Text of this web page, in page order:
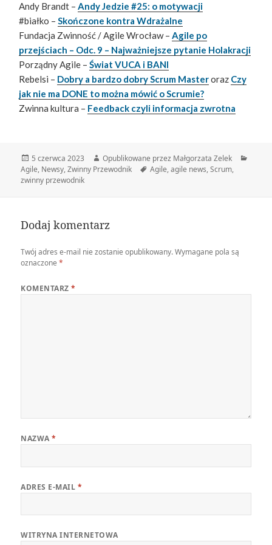
Andy Brandt –Andy Jedzie #25: o motywacji
#białko –Skończone kontra Wdrażalne
Fundacja Zwinność / Agile Wrocław –Agile po
przejściach – Odc. 9 – Najważniejsze pytanie Holakracji
Porządny Agile –Świat VUCA i BANI
Rebelsi – Dobry a bardzo dobry Scrum Masteroraz Czy
jak nie ma DONE to można mówić o Scrumie?
Zwinna kultura – Feedback czyli informacja zwrotna
Data
publikacji
5 czerwca 2023 Autor
Opublikowane przez Małgorzata Zelek
Agile, Newsy,Zwinny Przewodnik Tagi
Agile,agile news,Scrum,
zwinny przewodnik
Dodaj komentarz
Twój adres e-mail nie zostanie opublikowany. Wymagane pola są
oznaczone*
KOMENTARZ*
NAZWA*
ADRES E-MAIL *
WITRYNA INTERNETOWA